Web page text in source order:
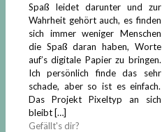
Spaß leidet darunter und zur
Wahrheit gehört auch, es finden
sich immer weniger Menschen
die Spaß daran haben, Worte
auf’s digitale Papier zu bringen.
Ich persönlich finde das sehr
schade, aber so ist es einfach.
Das Projekt Pixeltyp an sich
bleibt[…]
Gefällt's dir?